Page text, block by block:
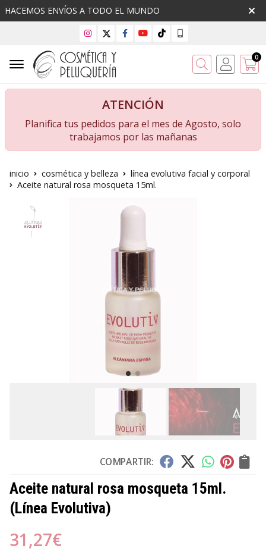
HACEMOS ENVÍOS A TODO EL MUNDO
Buscar 0
ATENCIÓN
Planifica tus pedidos para el mes de Agosto, solo
trabajamos por las mañanas
inicio cosmética y belleza
línea evolutiva facial y corporal
Aceite natural rosa mosqueta 15ml.
COMPARTIR:
Aceite natural rosa mosqueta 15ml.
(Línea Evolutiva)
31,27€